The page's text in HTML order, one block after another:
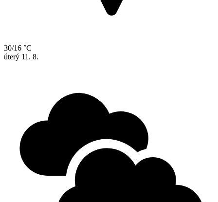
30/16 °C
úterý 11. 8.